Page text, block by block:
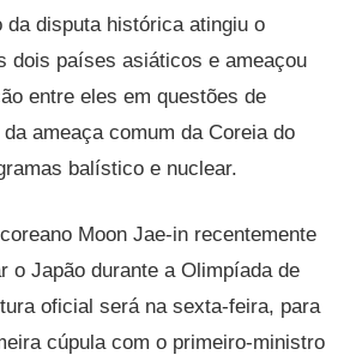
da disputa histórica atingiu o
dois países asiáticos e ameaçou
entre eles em questões de
ameaça comum da Coreia do
balístico e nuclear.
Moon Jae-in recentemente
o Japão durante a Olimpíada de
oficial será na sexta-feira, para
cúpula com o primeiro-ministro